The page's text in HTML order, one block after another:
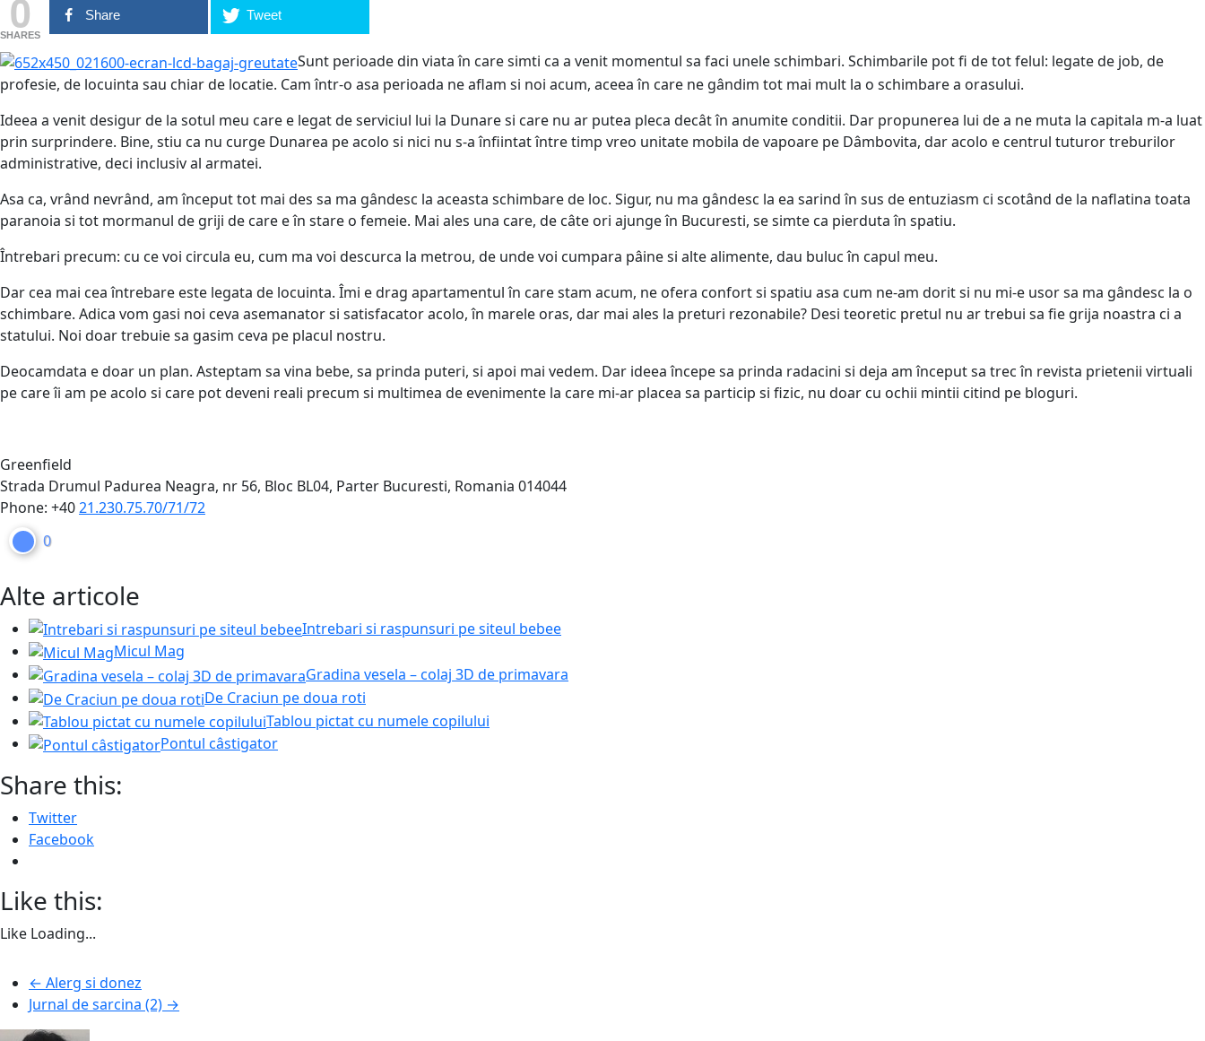
0
SHARES
Share Tweet
Sunt perioade din viata în care simti ca a venit momentul sa faci unele schimbari. Schimbarile pot fi de tot felul: legate de job, de
profesie, de locuinta sau chiar de locatie. Cam într-o asa perioada ne aflam si noi acum, aceea în care ne gândim tot mai mult la o schimbare a orasului.
Ideea a venit desigur de la sotul meu care e legat de serviciul lui la Dunare si care nu ar putea pleca decât în anumite conditii. Dar propunerea lui de a ne muta la capitala m-a luat
prin surprindere. Bine, stiu ca nu curge Dunarea pe acolo si nici nu s-a înfiintat între timp vreo unitate mobila de vapoare pe Dâmbovita, dar acolo e centrul tuturor treburilor
administrative, deci inclusiv al armatei.
Asa ca, vrând nevrând, am început tot mai des sa ma gândesc la aceasta schimbare de loc. Sigur, nu ma gândesc la ea sarind în sus de entuziasm ci scotând de la naflatina toata
paranoia si tot mormanul de griji de care e în stare o femeie. Mai ales una care, de câte ori ajunge în Bucuresti, se simte ca pierduta în spatiu.
Întrebari precum: cu ce voi circula eu, cum ma voi descurca la metrou, de unde voi cumpara pâine si alte alimente, dau buluc în capul meu.
Dar cea mai cea întrebare este legata de locuinta. Îmi e drag apartamentul în care stam acum, ne ofera confort si spatiu asa cum ne-am dorit si nu mi-e usor sa ma gândesc la o
schimbare. Adica vom gasi noi ceva asemanator si satisfacator acolo, în marele oras, dar mai ales la preturi rezonabile? Desi teoretic pretul nu ar trebui sa fie grija noastra ci a
statului. Noi doar trebuie sa gasim ceva pe placul nostru.
Deocamdata e doar un plan. Asteptam sa vina bebe, sa prinda puteri, si apoi mai vedem. Dar ideea începe sa prinda radacini si deja am început sa trec în revista prietenii virtuali
pe care îi am pe acolo si care pot deveni reali precum si multimea de evenimente la care mi-ar placea sa particip si fizic, nu doar cu ochii mintii citind pe bloguri.
Greenfield
Strada Drumul Padurea Neagra, nr 56, Bloc BL04, Parter Bucuresti, Romania 014044
Phone: +4021.230.75.70/71/72
0
Alte articole
Intrebari si raspunsuri pe siteul bebee
Micul Mag
Gradina vesela – colaj 3D de primavara
De Craciun pe doua roti
Tablou pictat cu numele copilului
Pontul câstigator
Share this:
Twitter
Facebook
Like this:
Like Loading...
← Alerg si donez
Jurnal de sarcina (2) →